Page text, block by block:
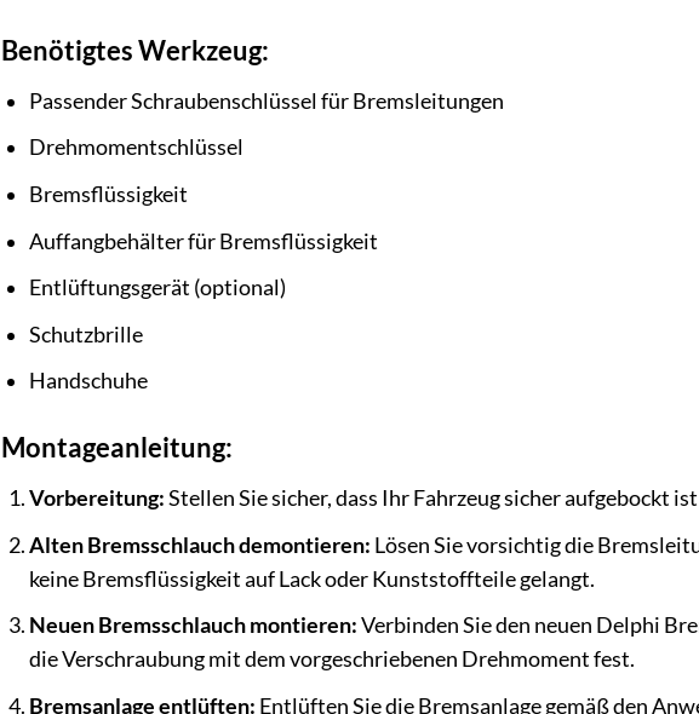
Benötigtes Werkzeug:
Passender Schraubenschlüssel für Bremsleitungen
Drehmomentschlüssel
Bremsflüssigkeit
Auffangbehälter für Bremsflüssigkeit
Entlüftungsgerät (optional)
Schutzbrille
Handschuhe
Montageanleitung:
Vorbereitung:Stellen Sie sicher, dass Ihr Fahrzeug sicher aufgebockt
Alten Bremsschlauch demontieren: Lösen Sie vorsichtig die
keine Bremsflüssigkeit auf Lack oder Kunststoffteile gelangt.
Neuen Bremsschlauch montieren:Verbinden Sie den neuen Delphi
die Verschraubung mit dem vorgeschriebenen Drehmoment fest.
Bremsanlage entlüften: Entlüften Sie die Bremsanlage gemäß den